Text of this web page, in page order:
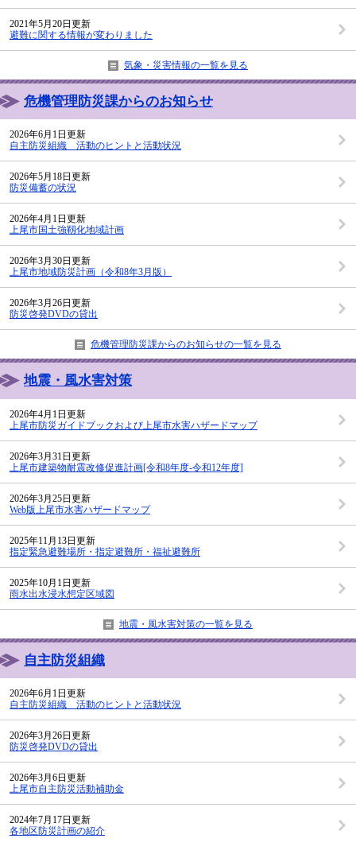
2021年5月20日更新
避難に関する情報が変わりました
気象・災害情報の一覧を見る
危機管理防災課からのお知らせ
2026年6月1日更新
自主防災組織 活動のヒントと活動状況
2026年5月18日更新
防災備蓄の状況
2026年4月1日更新
上尾市国土強靱化地域計画
2026年3月30日更新
上尾市地域防災計画（令和8年3月版）
2026年3月26日更新
防災啓発DVDの貸出
危機管理防災課からのお知らせの一覧を見る
地震・風水害対策
2026年4月1日更新
上尾市防災ガイドブックおよび上尾市水害ハザードマップ
2026年3月31日更新
上尾市建築物耐震改修促進計画[令和8年度-令和12年度]
2026年3月25日更新
Web版上尾市水害ハザードマップ
2025年11月13日更新
指定緊急避難場所・指定避難所・福祉避難所
2025年10月1日更新
雨水出水浸水想定区域図
地震・風水害対策の一覧を見る
自主防災組織
2026年6月1日更新
自主防災組織 活動のヒントと活動状況
2026年3月26日更新
防災啓発DVDの貸出
2026年3月6日更新
上尾市自主防災活動補助金
2024年7月17日更新
各地区防災計画の紹介